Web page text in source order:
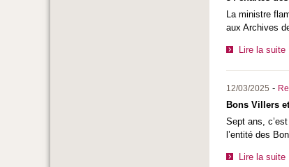
La ministre
aux Archives
Lire la suite
12/03/2025 -
Bons Villers
Sept ans,
l’entité des
Lire la suite